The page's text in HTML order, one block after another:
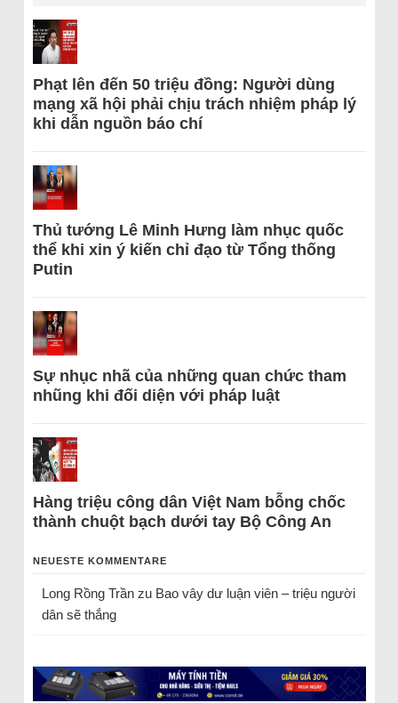
Phạt lên đến 50 triệu đồng: Người dùng
mạng xã hội phải chịu trách nhiệm pháp lý
khi dẫn nguồn báo chí
Thủ tướng Lê Minh Hưng làm nhục quốc
thể khi xin ý kiến chỉ đạo từ Tổng thống
Putin
Sự nhục nhã của những quan chức tham
nhũng khi đối diện với pháp luật
Hàng triệu công dân Việt Nam bỗng chốc
thành chuột bạch dưới tay Bộ Công An
NEUESTE KOMMENTARE
Long Rồng Trầnzu Bao vây dư luận viên – triệu người
dân sẽ thắng